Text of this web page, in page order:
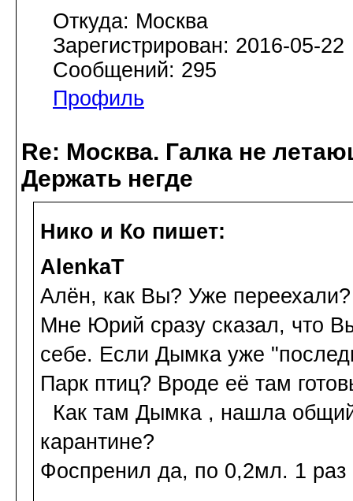
Откуда: Москва
Зарегистрирован: 2016-05-22
Сообщений: 295
Профиль
Re: Москва. Галка не
Держать негде
Нико и Ко пишет:
AlenkaT
Алён, как Вы? Уже
Мне Юрий сразу сказал, что
себе. Если Дымка уже
Парк птиц? Вроде её там
Как там Дымка , нашла
карантине?
Фоспренил да, по 0,2мл. 1 раз